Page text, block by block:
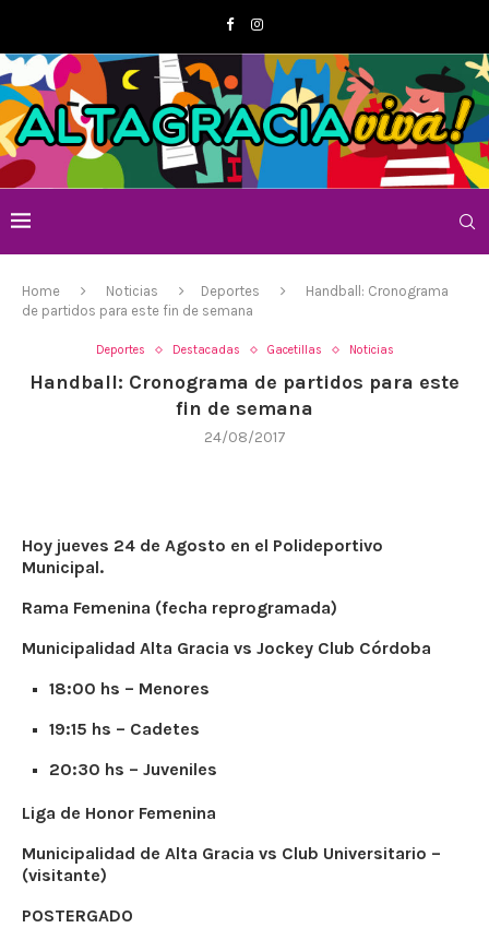
Home Noticias Deportes
Handball: Cronograma
de partidos para este fin de semana
Deportes Destacadas Gacetillas Noticias
Handball: Cronograma de partidos para este
fin de semana
24/08/2017
Hoy jueves 24 de Agosto en el Polideportivo
Municipal.
Rama Femenina (fecha reprogramada)
Municipalidad Alta Gracia vs Jockey Club Córdoba
18:00 hs – Menores
19:15 hs – Cadetes
20:30 hs – Juveniles
Liga de Honor Femenina
Municipalidad de Alta Gracia vs Club Universitario –
(visitante)
POSTERGADO